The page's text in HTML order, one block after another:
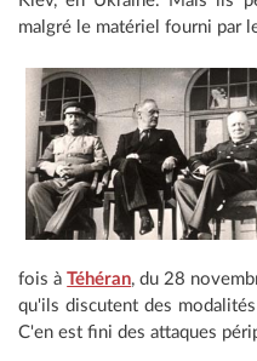
malgré le matériel fourni par
fois àTéhéran, du 28
qu'ils discutent des
C'en est fini des attaques